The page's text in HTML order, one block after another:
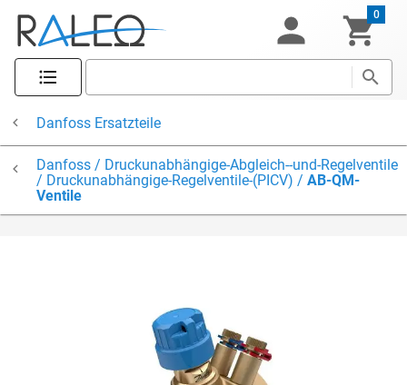
0
Danfoss Ersatzteile
Danfoss / Druckunabhängige-Abgleich--und-Regelventile
/ Druckunabhängige-Regelventile-(PICV) / AB-QM-
Ventile